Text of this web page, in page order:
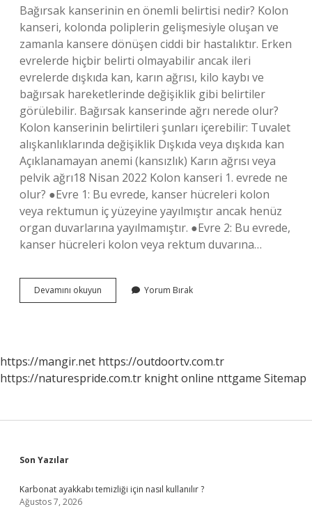
Bağırsak kanserinin en önemli belirtisi nedir? Kolon
kanseri, kolonda poliplerin gelişmesiyle oluşan ve
zamanla kansere dönüşen ciddi bir hastalıktır. Erken
evrelerde hiçbir belirti olmayabilir ancak ileri
evrelerde dışkıda kan, karın ağrısı, kilo kaybı ve
bağırsak hareketlerinde değişiklik gibi belirtiler
görülebilir. Bağırsak kanserinde ağrı nerede olur?
Kolon kanserinin belirtileri şunları içerebilir: Tuvalet
alışkanlıklarında değişiklik Dışkıda veya dışkıda kan
Açıklanamayan anemi (kansızlık) Karın ağrısı veya
pelvik ağrı18 Nisan 2022 Kolon kanseri 1. evrede ne
olur? ●Evre 1: Bu evrede, kanser hücreleri kolon
veya rektumun iç yüzeyine yayılmıştır ancak henüz
organ duvarlarına yayılmamıştır. ●Evre 2: Bu evrede,
kanser hücreleri kolon veya rektum duvarına…
Devamını okuyun Bağırsak
Kanserinin
Yorum Bırak
https://mangir.net https://outdoortv.com.tr
https://naturespride.com.tr knight online nttgame Sitemap
Sidebar
Son Yazılar
Karbonat ayakkabı temizliği için nasıl kullanılır ?
Ağustos 7, 2026